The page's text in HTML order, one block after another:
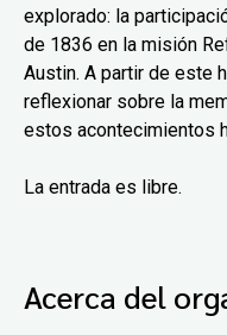
explorado: la
de 1836 en la misión
Austin. A partir de este
reflexionar sobre la
estos acontecimientos
La entrada es libre.
Acerca del